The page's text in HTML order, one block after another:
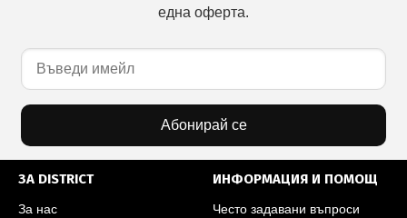
една оферта.
Абонирай се
ЗА DISTRICT
За нас
ИНФОРМАЦИЯ И ПОМОЩ
Често задавани въпроси